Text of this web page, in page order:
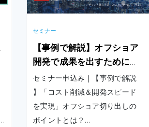
セミナー
【事例で解説】オフショア
開発で成果を出すためには
？
セミナー申込み｜【事例で解説
】「コスト削減＆開発スピード
を実現」オフショア切り出しの
ポイントとは？